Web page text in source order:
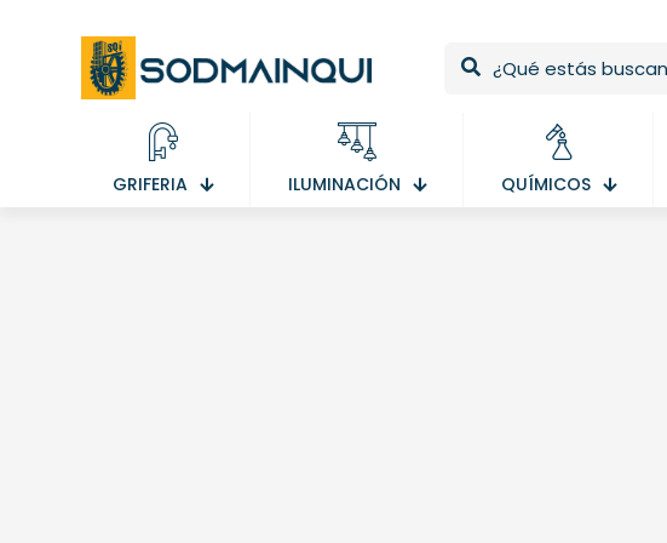
GRIFERIA ILUMINACIÓN QUÍMICOS